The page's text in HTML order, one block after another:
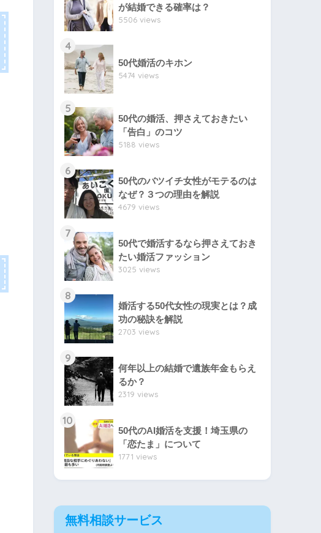
が結婚できる確率は？
5506 views
4
50代婚活のキホン
5474 views
5
50代の婚活、押さえておきたい
「告白」のコツ
5188 views
6
50代のバツイチ女性がモテるのは
なぜ？３つの理由を解説
4679 views
7
50代で婚活するなら押さえておき
たい婚活ファッション
3025 views
8
婚活する50代女性の現実とは？成
功の秘訣を解説
2703 views
9
何年以上の結婚で遺族年金もらえ
るか？
2319 views
10
50代のAI婚活を支援！埼玉県の
「恋たま」について
1771 views
無料相談サービス